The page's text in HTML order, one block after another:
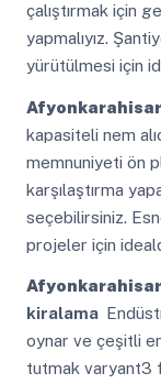
çalıştırmak için
yapmalıyız.
yürütülmesi için
Afyonkarahisar
kapasiteli nem
memnuniyeti ön
karşılaştırma
seçebilirsiniz.
projeler için
Afyonkarahisar
kiralama
oynar ve çeşitli
tutmak varyant3